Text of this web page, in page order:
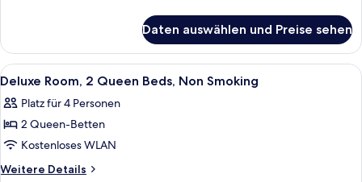
Smoking
anzeigen
1
King
Bed,
Smoking
Daten auswählen und Preise sehen
Alle
Fotos
für
Deluxe
Room,
2
Ein Hotelzimmer mit zwei Betten,
6
Deluxe Room, 2 Queen Beds, Non Smoking
Platz für 4 Personen
2 Queen-Betten
Kostenloses WLAN
Weitere Details
Weitere